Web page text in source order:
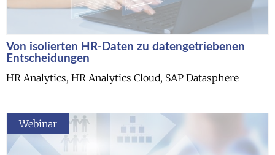
Von isolierten HR-Daten zu datengetriebenen
Entscheidungen
HR Analytics, HR Analytics Cloud, SAP Datasphere
Webinar